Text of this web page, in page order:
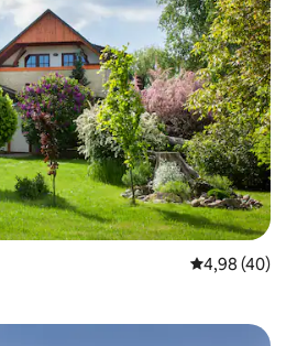
Átlagos
4,98 (40)